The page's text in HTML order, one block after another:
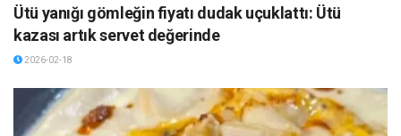
Ütü yanığı gömleğin fiyatı dudak uçuklattı: Ütü
kazası artık servet değerinde
2026-02-18